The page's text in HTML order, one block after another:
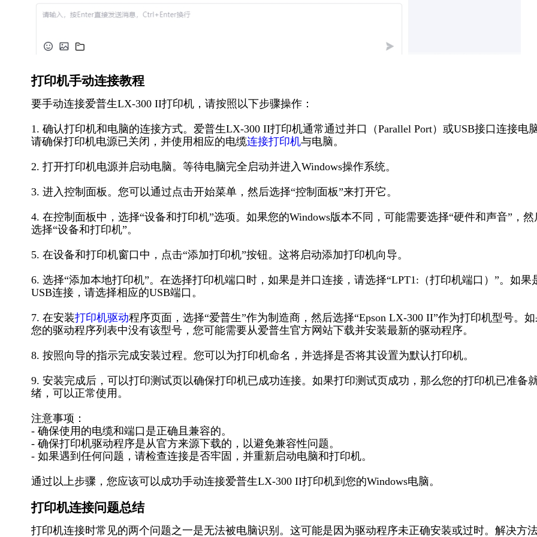
打印机手动连接教程
要手动连接爱普生LX-300 II打印机，请按照以下步骤操作：
1. 确认打印机和电脑的连接方式。爱普生LX-300 II打印机通常通过并口（Parallel Port）或USB接口连接电
请确保打印机电源已关闭，并使用相应的电缆连接打印机与电脑。
2. 打开打印机电源并启动电脑。等待电脑完全启动并进入Windows操作系统。
3. 进入控制面板。您可以通过点击开始菜单，然后选择“控制面板”来打开它。
4. 在控制面板中，选择“设备和打印机”选项。如果您的Windows版本不同，可能需要选择“硬件和声音”，然
选择“设备和打印机”。
5. 在设备和打印机窗口中，点击“添加打印机”按钮。这将启动添加打印机向导。
6. 选择“添加本地打印机”。在选择打印机端口时，如果是并口连接，请选择“LPT1:（打印机端口）”。如果
USB连接，请选择相应的USB端口。
7. 在安装打印机驱动程序页面，选择“爱普生”作为制造商，然后选择“Epson LX-300 II”作为打印机型号。
您的驱动程序列表中没有该型号，您可能需要从爱普生官方网站下载并安装最新的驱动程序。
8. 按照向导的指示完成安装过程。您可以为打印机命名，并选择是否将其设置为默认打印机。
9. 安装完成后，可以打印测试页以确保打印机已成功连接。如果打印测试页成功，那么您的打印机已准备
绪，可以正常使用。
注意事项：
- 确保使用的电缆和端口是正确且兼容的。
- 确保打印机驱动程序是从官方来源下载的，以避免兼容性问题。
- 如果遇到任何问题，请检查连接是否牢固，并重新启动电脑和打印机。
通过以上步骤，您应该可以成功手动连接爱普生LX-300 II打印机到您的Windows电脑。
打印机连接问题总结
打印机连接时常见的两个问题之一是无法被电脑识别。这可能是因为驱动程序未正确安装或过时。解决方